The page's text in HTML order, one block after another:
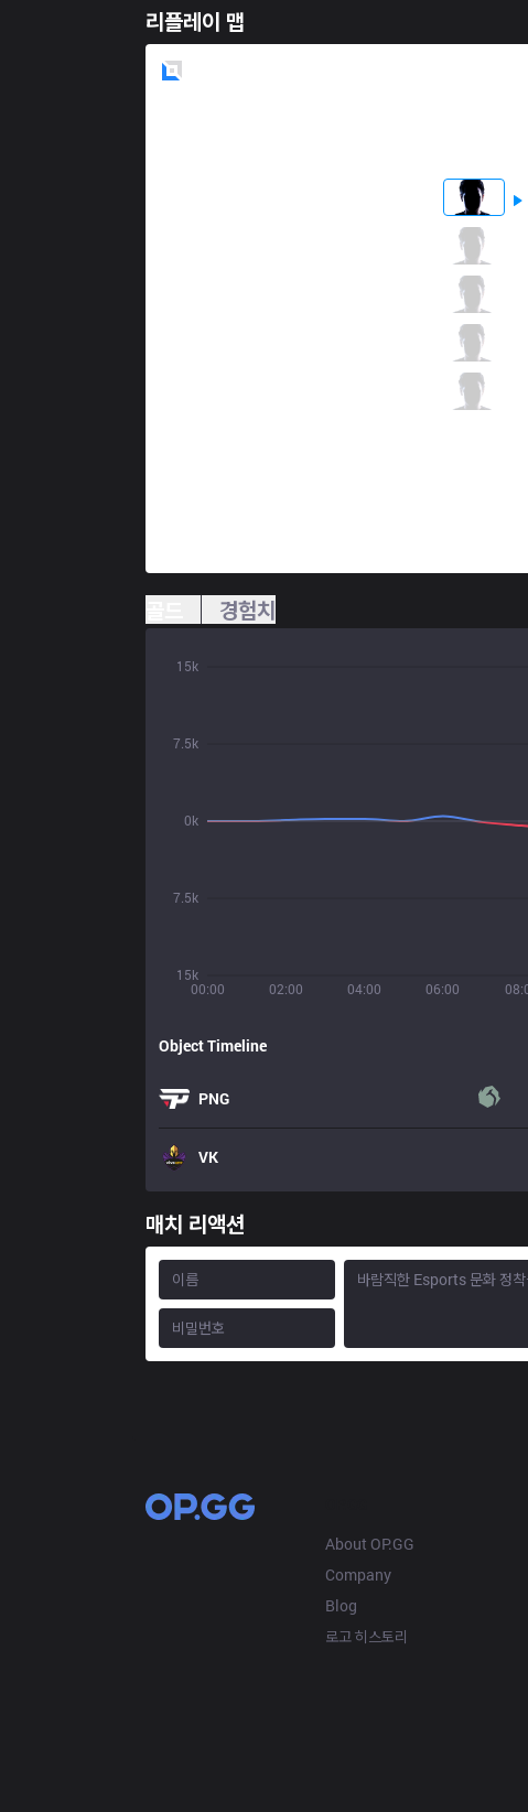
리플레이 맵
경험치
00:00 02:00 04:00 06:00
15k
7.5k
0k
7.5k
15k
Object Timeline
PNG
VK
매치 리액션
About OP.GG
Company
Blog
로고 히스토리